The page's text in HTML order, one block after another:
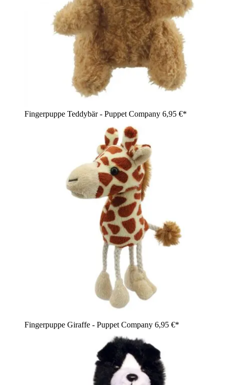
Fingerpuppe Teddybär - Puppet Company 6,95 €*
Fingerpuppe Giraffe - Puppet Company 6,95 €*